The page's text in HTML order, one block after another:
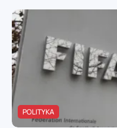
POLITYKA